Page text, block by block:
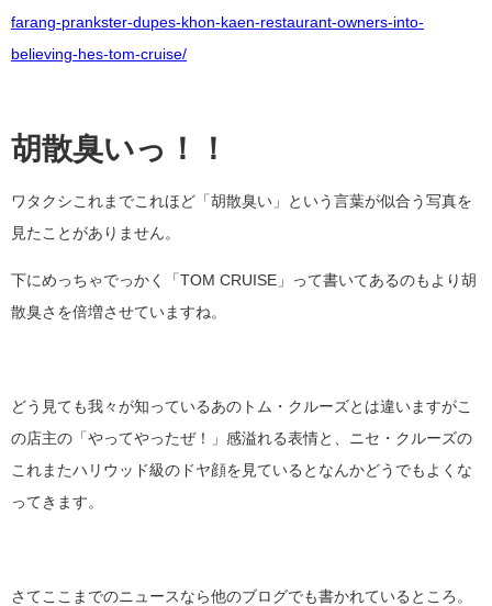
farang-prankster-dupes-khon-kaen-restaurant-owners-into-
believing-hes-tom-cruise/
胡散臭いっ！！
ワタクシこれまでこれほど「胡散臭い」という言葉が似合う写真を
見たことがありません。
下にめっちゃでっかく「TOM CRUISE」って書いてあるのもより胡
散臭さを倍増させていますね。
どう見ても我々が知っているあのトム・クルーズとは違いますがこ
の店主の「やってやったぜ！」感溢れる表情と、ニセ・クルーズの
これまたハリウッド級のドヤ顔を見ているとなんかどうでもよくな
ってきます。
さてここまでのニュースなら他のブログでも書かれているところ。